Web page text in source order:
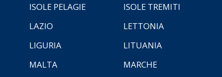
ISOLE PELAGIE
ISOLE TREMITI
LAZIO
LETTONIA
LIGURIA
LITUANIA
MALTA
MARCHE